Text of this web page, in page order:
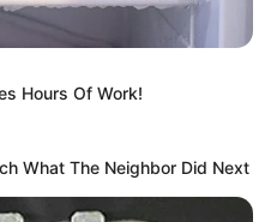
Hours Of Work!
What The Neighbor Did Next